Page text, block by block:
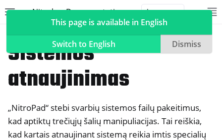
Nitrokey Documentation
navigation of NitroPad, NitroPC
navigation of Ubuntu
Sistemos
atnaujinimas
„NitroPad“ stebi svarbių sistemos failų pakeitimus,
kad aptiktų trečiųjų šalių manipuliacijas. Tai reiškia,
kad kartais atnaujinant sistemą reikia imtis specialių
This page is available in English
Switch to English
Dismiss